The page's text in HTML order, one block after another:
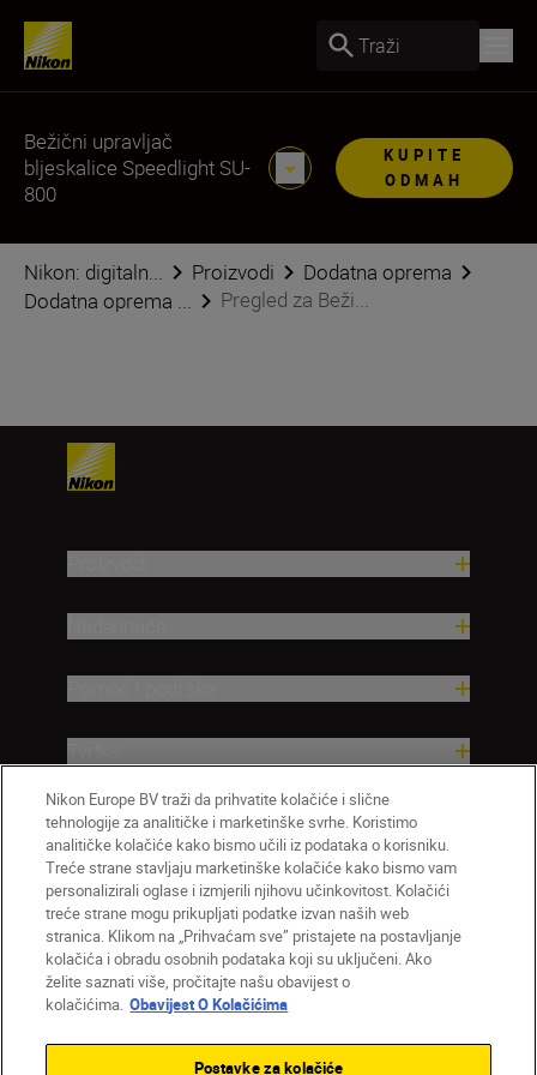
Traži
Bežični upravljač
bljeskalice Speedlight SU-
800
KUPITE
ODMAH
Nikon: digitaln... Proizvodi
Dodatna oprema
Dodatna oprema ...
Pregled za Beži...
HR Nikon Sites
Obratite nam se
Obavijest o zaštiti privatnosti
Uvjeti upotrebe
Obavijest o kolačićima
Nikon Europe BV traži da prihvatite kolačiće i slične
tehnologije za analitičke i marketinške svrhe. Koristimo
analitičke kolačiće kako bismo učili iz podataka o korisniku.
Treće strane stavljaju marketinške kolačiće kako bismo vam
personalizirali oglase i izmjerili njihovu učinkovitost. Kolačići
treće strane mogu prikupljati podatke izvan naših web
stranica. Klikom na „Prihvaćam sve” pristajete na postavljanje
kolačića i obradu osobnih podataka koji su uključeni. Ako
želite saznati više, pročitajte našu obavijest o
kolačićima. Obavijest O Kolačićima
Postavke za kolačiće